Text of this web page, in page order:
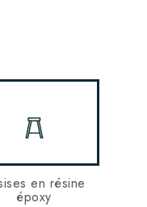
en résine
époxy